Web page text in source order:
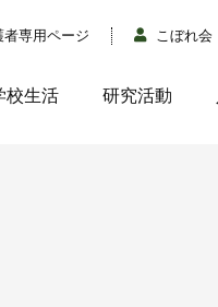
専用ページ こぼれ会
校生活 研究活動